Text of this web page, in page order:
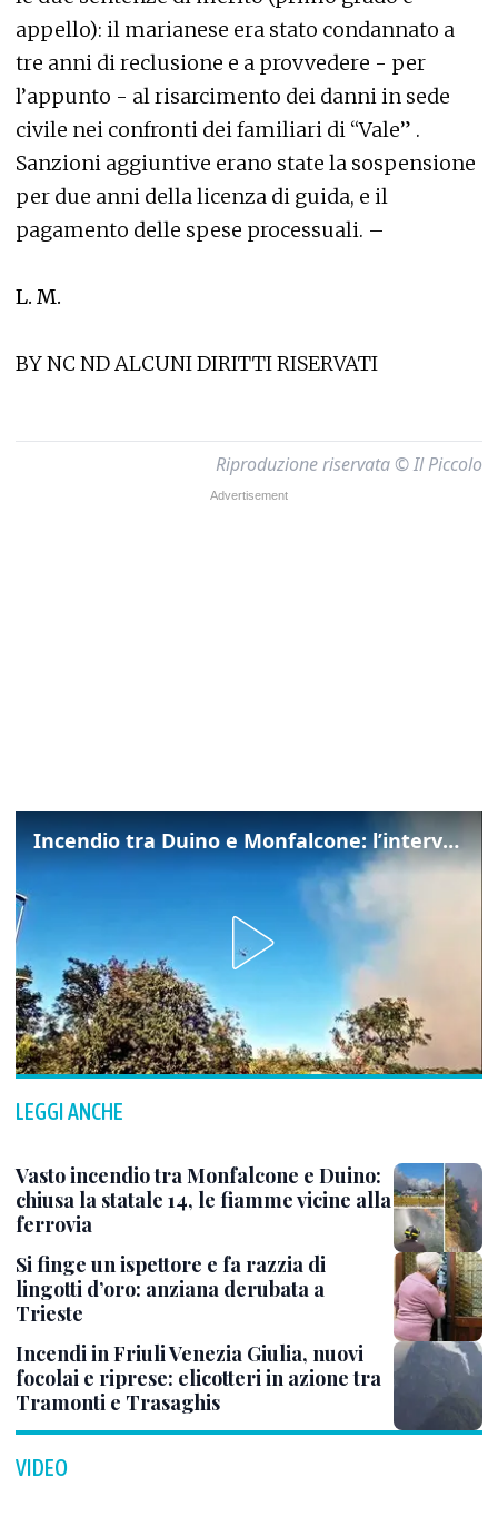
appello): il marianese era stato condannato a
tre anni di reclusione e a provvedere - per
l’appunto - al risarcimento dei danni in sede
civile nei confronti dei familiari di “Vale” .
Sanzioni aggiuntive erano state la sospensione
per due anni della licenza di guida, e il
pagamento delle spese processuali. –
L. M.
BY NC ND ALCUNI DIRITTI RISERVATI
Riproduzione riservata © Il Piccolo
Incendio tra Duino e Monfalcone: l’intervento dei vigili del fuoco
LEGGI ANCHE
Vasto incendio tra Monfalcone e Duino:
chiusa la statale 14, le fiamme vicine alla
ferrovia
Si finge un ispettore e fa razzia di
lingotti d’oro: anziana derubata a
Trieste
Incendi in Friuli Venezia Giulia, nuovi
focolai e riprese: elicotteri in azione tra
Tramonti e Trasaghis
VIDEO